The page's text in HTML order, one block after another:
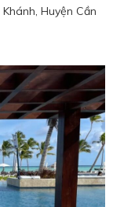
Huyện Cần